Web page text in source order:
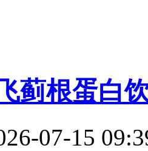
蓟根蛋白
07-15